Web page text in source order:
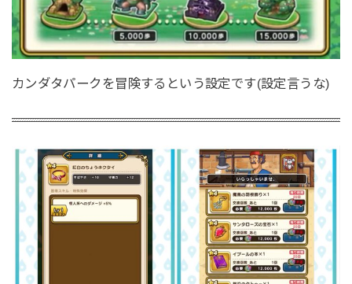
カンダタパークを冒険するという設定です(設定言うな)